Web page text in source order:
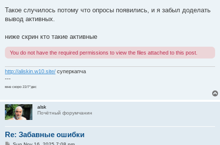
Такое случилось потому что опросы появились, и я забыл доделать
вывод активных.
ниже скрин кто такие активные
You do not have the required permissions to view the files attached to this post.
http://aliskin.w10.site/ суперкапча
---
мне скоро 22/7*дес
alsk
Почётный форумчанин
Re: Забавные ошибки
P